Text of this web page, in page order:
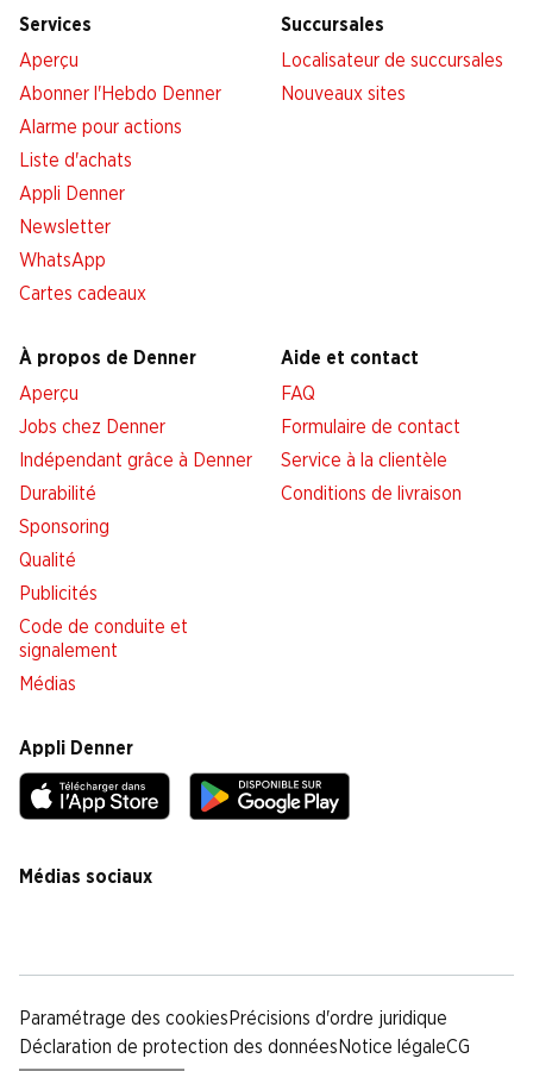
Services
Aperçu
Abonner l'Hebdo Denner
Alarme pour actions
Liste d'achats
Appli Denner
Newsletter
WhatsApp
Cartes cadeaux
Succursales
Localisateur de succursales
Nouveaux sites
À propos de Denner
Aperçu
Jobs chez Denner
Indépendant grâce à Denner
Durabilité
Sponsoring
Qualité
Publicités
Code de conduite et
signalement
Médias
Aide et contact
FAQ
Formulaire de contact
Service à la clientèle
Conditions de livraison
Appli Denner
Médias sociaux
Paramétrage des cookies Précisions d'ordre juridique
Déclaration de protection des données Notice légaleCG